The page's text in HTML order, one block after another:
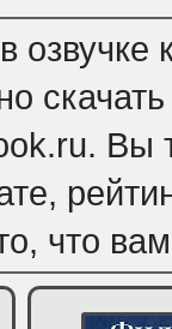
Вы
что